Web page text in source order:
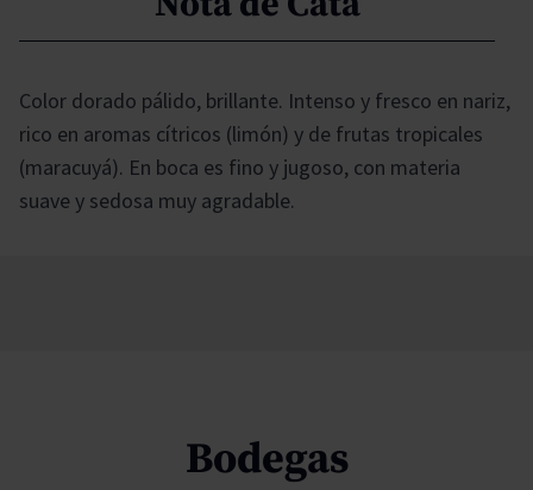
Color dorado pálido, brillante. Intenso y fresco en nariz,
rico en aromas cítricos (limón) y de frutas tropicales
(maracuyá). En boca es fino y jugoso, con materia
suave y sedosa muy agradable.
Bodegas